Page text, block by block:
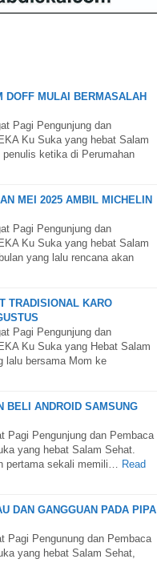
DOFF MULAI BERMASALAH
Pagi Pengunjung dan
Ku Suka yang hebat Salam
ketika di Perumahan
MEI 2025 AMBIL MICHELIN
Pagi Pengunjung dan
Ku Suka yang hebat Salam
yang lalu rencana akan
TRADISIONAL KARO
Pagi Pengunjung dan
Ku Suka yang Hebat Salam
lalu bersama Mom ke
BELI ANDROID SAMSUNG
Pagi Pengunjung dan Pembaca
yang hebat Salam Sehat.
pertama sekali memili… Read
DAN GANGGUAN PADA PIPA
Pagi Pengunung dan Pembaca
yang hebat Salam Sehat,